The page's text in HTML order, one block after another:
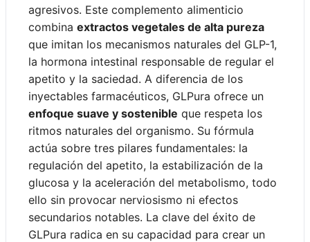
agresivos. Este complemento alimenticio
combina extractos vegetales de alta pureza
que imitan los mecanismos naturales del GLP-1,
la hormona intestinal responsable de regular el
apetito y la saciedad. A diferencia de los
inyectables farmacéuticos, GLPura ofrece un
enfoque suave y sostenible que respeta los
ritmos naturales del organismo. Su fórmula
actúa sobre tres pilares fundamentales: la
regulación del apetito, la estabilización de la
glucosa y la aceleración del metabolismo, todo
ello sin provocar nerviosismo ni efectos
secundarios notables. La clave del éxito de
GLPura radica en su capacidad para crear un